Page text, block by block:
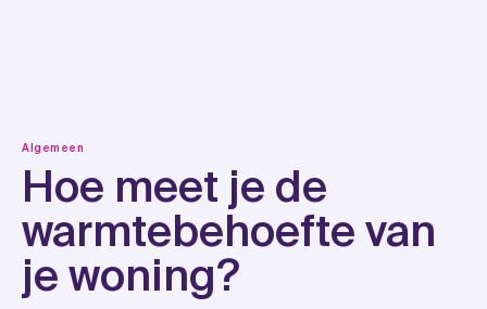
Algemeen
Hoe meet je de
warmtebehoefte van
je woning?